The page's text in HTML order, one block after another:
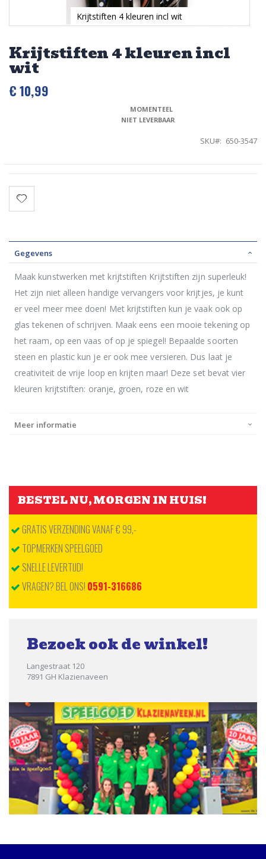
Krijtstiften 4 kleuren incl
wit
€ 10,99
MOMENTEEL
NIET LEVERBAAR
SKU 650-3547
Krijtstiften 4 kleuren incl wit
het
begin
van
de
afbeeldingen-
Gegevens
Maak kunstwerken met krijtstiften Krijtstiften zijn superleuk!
Het zijn niet alleen handige vervangers voor krijtjes, je kunt
er veel meer mee doen! Met krijtstiften kun je vaak ook op
glas tekenen of schrijven. Maak eens een mooie tekening op
het raam, op een vaas of op je spiegel! Bepaalde soorten
steen en plastic kun je er ook mee versieren. Dus laat je
creativiteit de vrije loop en krijten maar! Deze set bevat vier
kleuren krijtstiften: oranje, groen, roze en wit
Meer informatie
BESTEL NU, MORGEN IN HUIS!
GRATIS VERZENDING VANAF € 99,-
TOPMERKEN SPEELGOED
SNELLE LEVERTIJD!
VRAGEN? BEL ONS! 0591-316686
Bezoek ook de winkel!
Langestraat 120
7891 GH Klazienaveen